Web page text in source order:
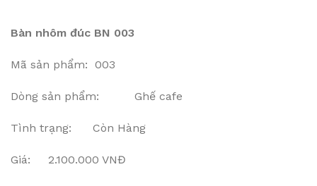
Bàn nhôm đúc BN 003
Mã sản phẩm: 003
Dòng sản phẩm: Ghế cafe
Tình trạng: Còn Hàng
Giá: 2.100.000 VNĐ